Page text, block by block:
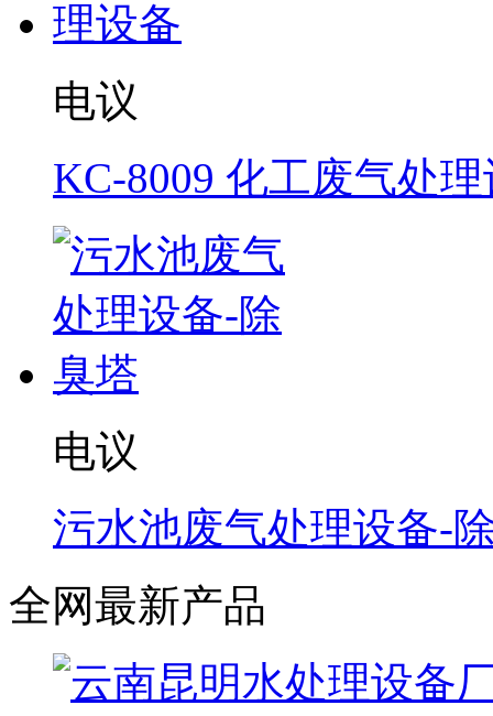
电议
KC-8009 化工废气处
电议
污水池废气处理设备-
全网最新产品